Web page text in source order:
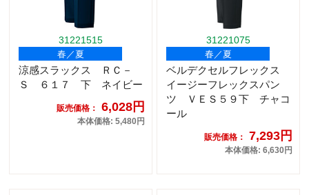
31221515
春／夏
涼感スラックス ＲＣ－
Ｓ ６１７ 下 ネイビー
販売価格： 6,028円
本体価格: 5,480円
31221075
春／夏
ベルデクセルフレックス
イージーフレックスパン
ツ ＶＥＳ５９下 チャコ
ール
販売価格： 7,293円
本体価格: 6,630円